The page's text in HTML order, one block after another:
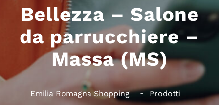
Bellezza – Salone
da parrucchiere –
Massa (MS)
Emilia Romagna Shopping Prodotti